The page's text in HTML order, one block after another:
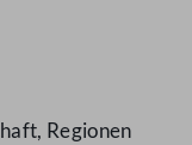
Regionen